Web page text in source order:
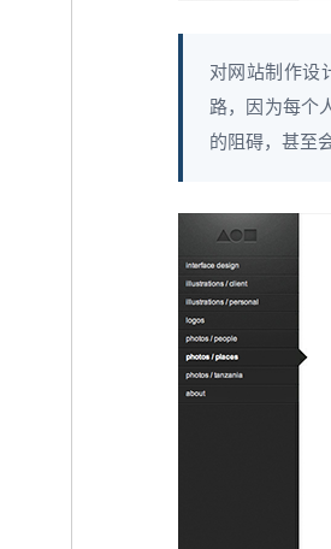
对网站制作设
路，因为每个
的阻碍，甚至